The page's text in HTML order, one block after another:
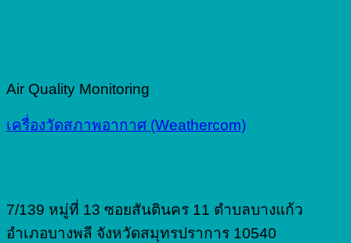
Air Quality Monitoring
เครื่องวัดสภาพอากาศ (Weathercom)
7/139 หมู่ที่ 13 ซอยสันตินคร 11 ตำบลบางแก้ว
อำเภอบางพลี จังหวัดสมุทรปราการ 10540